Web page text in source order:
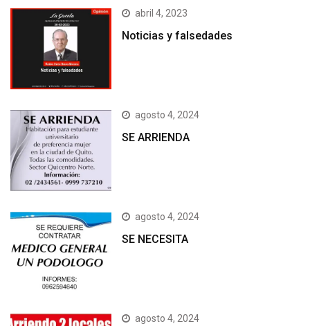
abril 4, 2023
Noticias y falsedades
agosto 4, 2024
SE ARRIENDA
agosto 4, 2024
SE NECESITA
agosto 4, 2024